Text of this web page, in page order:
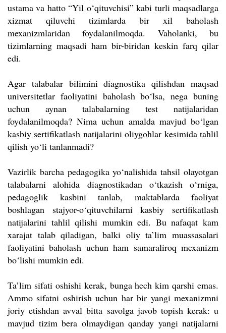
ustama va hatto “Yil o‘qituvchisi” kabi turli maqsadlarga
xizmat qiluvchi tizimlarda bir xil baholash
mexanizmlaridan foydalanilmoqda. Vaholanki, bu
tizimlarning maqsadi ham bir-biridan keskin farq qilar
edi.
Agar talabalar bilimini diagnostika qilishdan maqsad
universitetlar faoliyatini baholash bo‘lsa, nega buning
uchun aynan talabalarning test natijalaridan
foydalanilmoqda? Nima uchun amalda mavjud bo‘lgan
kasbiy sertifikatlash natijalarini oliygohlar kesimida tahlil
qilish yo‘li tanlanmadi?
Vazirlik barcha pedagogika yo‘nalishida tahsil olayotgan
talabalarni alohida diagnostikadan o‘tkazish o‘rniga,
pedagoglik kasbini tanlab, maktablarda faoliyat
boshlagan stajyor-o‘qituvchilarni kasbiy sertifikatlash
natijalarini tahlil qilishi mumkin edi. Bu nafaqat kam
xarajat talab qiladigan, balki oliy ta’lim muassasalari
faoliyatini baholash uchun ham samaraliroq mexanizm
bo‘lishi mumkin edi.
Ta’lim sifati oshishi kerak, bunga hech kim qarshi emas.
Ammo sifatni oshirish uchun har bir yangi mexanizmni
joriy etishdan avval bitta savolga javob topish kerak: u
mavjud tizim bera olmaydigan qanday yangi natijalarni